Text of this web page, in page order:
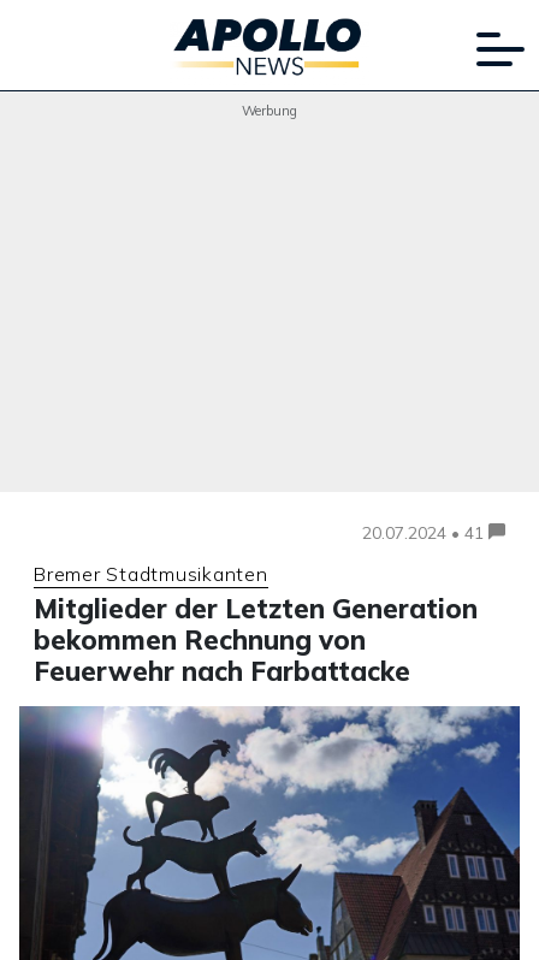
Werbung
20.07.2024 • 41
Bremer Stadtmusikanten
Mitglieder der Letzten Generation
bekommen Rechnung von
Feuerwehr nach Farbattacke